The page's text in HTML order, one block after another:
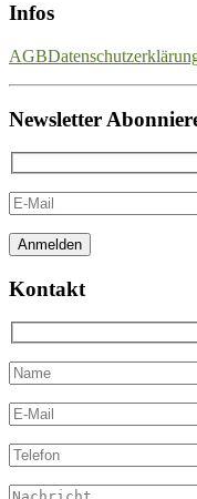
Infos
AGB
Newsletter
Kontakt